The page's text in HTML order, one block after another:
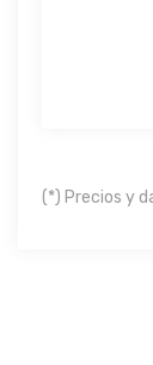
(*) Precios y